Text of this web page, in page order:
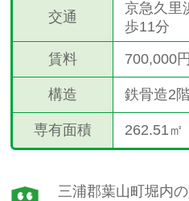
交通
京急久里
歩11分
賃料
構造
専有面積
700,000
鉄骨造2
262.51㎡
三浦郡葉山町堀内